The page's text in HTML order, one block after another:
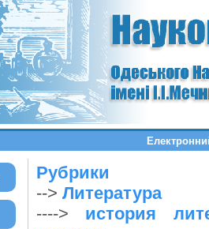
Рубрики
--> Литература
----> история